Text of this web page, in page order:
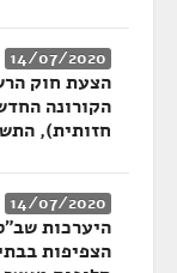
14/07/2020
הצעת חוק
הקורונה
חזותית),
14/07/2020
היערכות
הצפיפות